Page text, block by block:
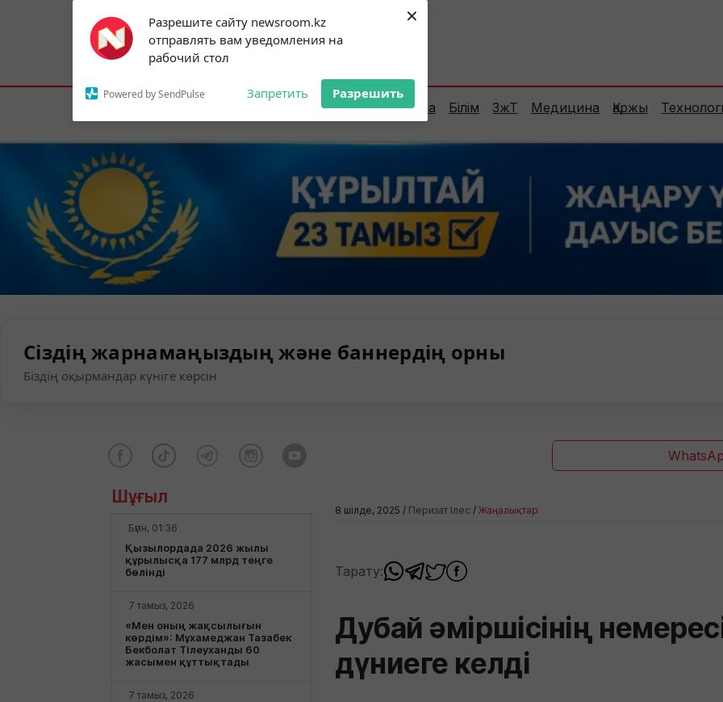
Разрешите сайту newsroom.kz
отправлять вам уведомления на
рабочий стол
Powered by SendPulse Запретить Разрешить
×
Subscribe to our
notifications!
To enable permission prompts, click on
the notification icon
Астана:21°C Алматы:29°C Шымкент:
Елорда Сараптама Білім ЗжТ Медицина Қаржы
Сіздің жарнамаңыздың және баннердің орны
Біздің оқырмандар күніге көрсін
Шұғыл
Бүгін, 01:36
Қызылордада 2026 жылы
құрылысқа 177 млрд теңге
бөлінді
7 тамыз, 2026
«Мен оның жақсылығын
көрдім»: Мұхамеджан Тазабек
Бекболат Тілеуханды 60
жасымен құттықтады
7 тамыз, 2026
8 шілде, 2025 / Перизат Ілес / Жаңалықтар
Тарату:
Дубай әміршісінің
дүниеге келді